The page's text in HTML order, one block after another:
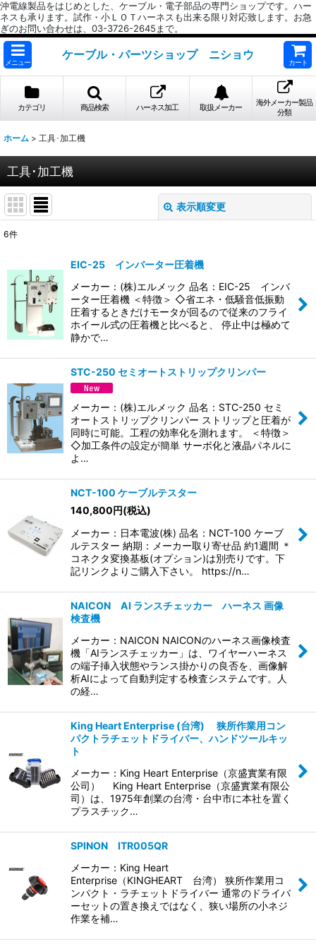
沖電線製品をはじめとした、ケーブル・電子部品の専門ショップです。ハー
ネスも承ります。試作・小ＬＯＴハーネスも出来る限り対応致します。お急
ぎのお問い合わせは、03-3726-2645まで。
メニュー
ケーブル・パーツショップ ニショウ
カート
カテゴリ 商品検索 ハーネス加工 取扱メーカー
海外メーカー製品
分類
ホーム > 工具･加工機
工具･加工機
表示順変更
並び順:
絞り込む
6件
EIC-25 インバーター圧着機
メーカー：(株)エルメック 品名：EIC-25 インバ
ーター圧着機 ＜特徴＞ ◇省エネ・低騒音低振動
圧着するときだけモータが回るので従来のフライ
ホイール式の圧着機と比べると、 停止中は極めて
静かで…
STC-250 セミオートストリップクリンパー
メーカー：(株)エルメック 品名：STC-250 セミ
オートストリップクリンパー ストリップと圧着が
同時に可能。工程の効率化を測れます。 ＜特徴＞
◇加工条件の設定が簡単 サーボ化と液晶パネルに
よ…
NCT-100 ケーブルテスター
140,800円(税込)
メーカー：日本電波(株) 品名：NCT-100 ケーブ
ルテスター 納期：メーカー取り寄せ品 約1週間 ＊
コネクタ変換基板(オプション)は別売りです。下
記リンクよりご購入下さい。 https://n…
NAICON AI ランスチェッカー ハーネス 画像
検査機
メーカー：NAICON NAICONのハーネス画像検査
機「AIランスチェッカー」は、ワイヤーハーネス
の端子挿入状態やランス掛かりの良否を、画像解
析AIによって自動判定する検査システムです。人
の経…
King Heart Enterprise (台湾) 狭所作業用コン
パクトラチェットドライバー、ハンドツールキッ
ト
メーカー：King Heart Enterprise（京盛實業有限
公司） King Heart Enterprise（京盛實業有限公
司）は、1975年創業の台湾・台中市に本社を置く
プラスチック…
SPINON ITR005QR
メーカー：King Heart
Enterprise（KINGHEART 台湾） 狭所作業用コ
ンパクト・ラチェットドライバー 通常のドライバ
ーセットの置き換えではなく、狭い場所の小ネジ
作業を補…